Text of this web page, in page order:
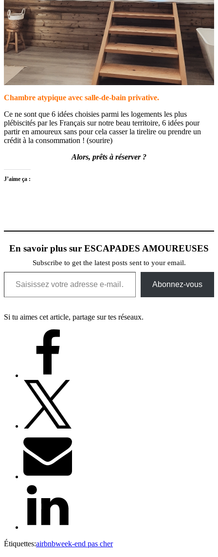
Chambre atypique avec salle-de-bain privative.
Ce ne sont que 6 idées choisies parmi les logements les plus
plébiscités par les Français sur notre beau territoire, 6 idées pour
partir en amoureux sans pour cela casser la tirelire ou prendre un
crédit à la consommation ! (sourire)
Alors, prêts à réserver ?
J’aime ça :
En savoir plus sur ESCAPADES AMOUREUSES
Subscribe to get the latest posts sent to your email.
Saisissez votre adresse e-mail…
Abonnez-vous
Si tu aimes cet article, partage sur tes réseaux.
Étiquettes:airbnbweek-end pas cher